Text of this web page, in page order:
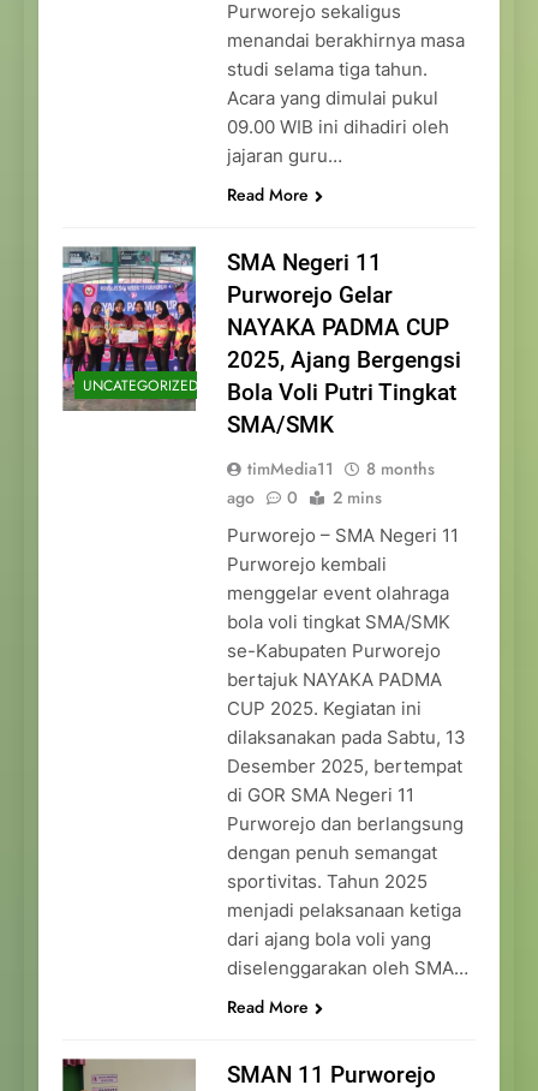
Purworejo sekaligus
menandai berakhirnya masa
studi selama tiga tahun.
Acara yang dimulai pukul
09.00 WIB ini dihadiri oleh
jajaran guru…
Read More
UNCATEGORIZED
SMA Negeri 11
Purworejo Gelar
NAYAKA PADMA CUP
2025, Ajang Bergengsi
Bola Voli Putri Tingkat
SMA/SMK
timMedia11
8 months
ago
0 2 mins
Purworejo – SMA Negeri 11
Purworejo kembali
menggelar event olahraga
bola voli tingkat SMA/SMK
se-Kabupaten Purworejo
bertajuk NAYAKA PADMA
CUP 2025. Kegiatan ini
dilaksanakan pada Sabtu, 13
Desember 2025, bertempat
di GOR SMA Negeri 11
Purworejo dan berlangsung
dengan penuh semangat
sportivitas. Tahun 2025
menjadi pelaksanaan ketiga
dari ajang bola voli yang
diselenggarakan oleh SMA…
Read More
SMAN 11 Purworejo